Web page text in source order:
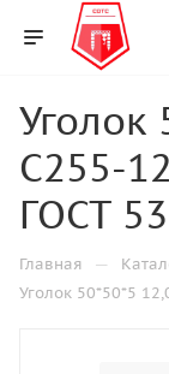
Уголок
С255-
ГОСТ
Главная —
Уголок 50*50*5